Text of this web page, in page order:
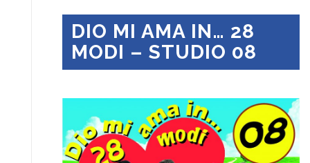
DIO MI AMA IN… 28
MODI – STUDIO 08